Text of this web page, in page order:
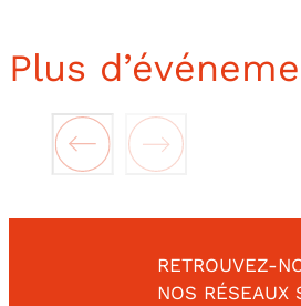
Plus
RETROUVEZ-
NOS RÉSEAUX